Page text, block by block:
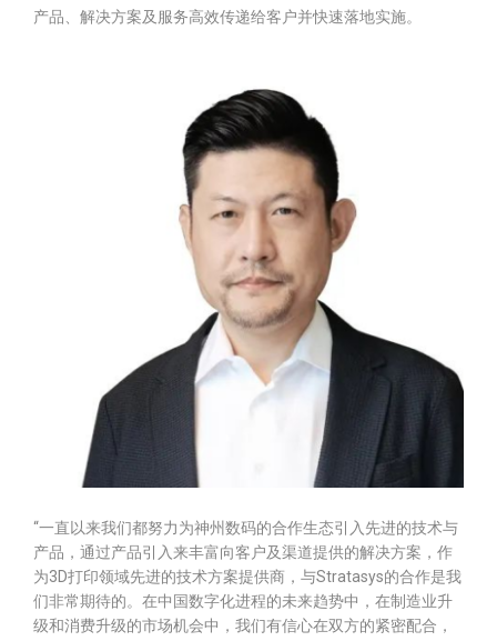
产品、解决方案及服务高效传递给客户并快速落地实施。
“一直以来我们都努力为神州数码的合作生态引入先进的技术与
产品，通过产品引入来丰富向客户及渠道提供的解决方案，作
为3D打印领域先进的技术方案提供商，与Stratasys的合作是我
们非常期待的。在中国数字化进程的未来趋势中，在制造业升
级和消费升级的市场机会中，我们有信心在双方的紧密配合，